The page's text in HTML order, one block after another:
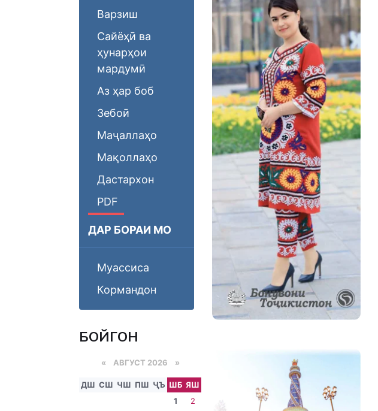
Варзиш
Сайёҳӣ ва
ҳунарҳои
мардумӣ
Аз ҳар боб
Зебоӣ
Маҷаллаҳо
Мақоллаҳо
Дастархон
PDF
ДАР БОРАИ МО
Муассиса
Кормандон
БОЙГОНӢ
« АВГУСТ 2026 »
ДШ СШ ЧШ ПШ ҶЪ ШБ ЯШ
1
2